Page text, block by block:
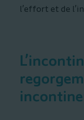
l’effort et de